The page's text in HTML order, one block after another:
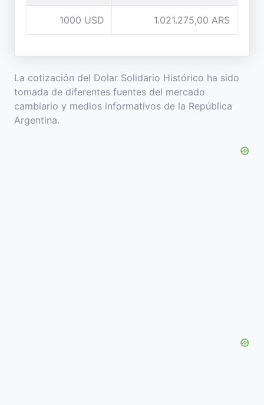
1000 USD 1.021.275,00 ARS
La cotización del Dolar Solidario Histórico ha sido
tomada de diferentes fuentes del mercado
cambiario y medios informativos de la República
Argentina.